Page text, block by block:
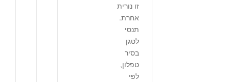
זו נורית
אחרת.
תנסי
לטגן
בסיר
טפלון,
לפי